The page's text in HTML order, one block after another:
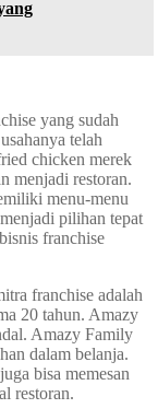
yang sudah
telah
chicken merek
menjadi restoran.
menu-menu
pilihan tepat
franchise
franchise adalah
20 tahun. Amazy
Amazy Family
dalam belanja.
bisa memesan
restoran.